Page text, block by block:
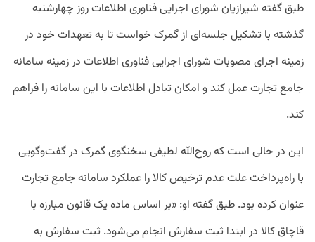
طبق گفته شیرازیان شورای اجرایی فناوری اطلاعات روز چهارشنبه
گذشته با تشکیل جلسه‌ای از گمرک خواست تا به تعهدات خود در
زمینه اجرای مصوبات شورای اجرایی فناوری اطلاعات در زمینه سامانه
جامع تجارت عمل کند و امکان تبادل اطلاعات با این سامانه را فراهم
کند.
این در حالی است که روح‌الله لطیفی سخنگوی گمرک در گفت‌وگویی
با راه‌پرداخت علت عدم ترخیص کالا را عملکرد سامانه جامع تجارت
عنوان کرده بود. طبق گفته او: «بر اساس ماده یک قانون مبارزه با
قاچاق کالا در ابتدا ثبت سفارش انجام می‌شود. ثبت سفارش به